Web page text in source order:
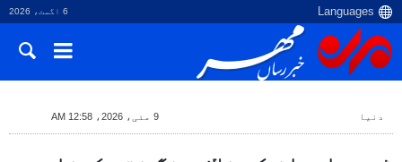
6 اگست، 2026
دنیا 9 مئی، 2026، 12:58 AM